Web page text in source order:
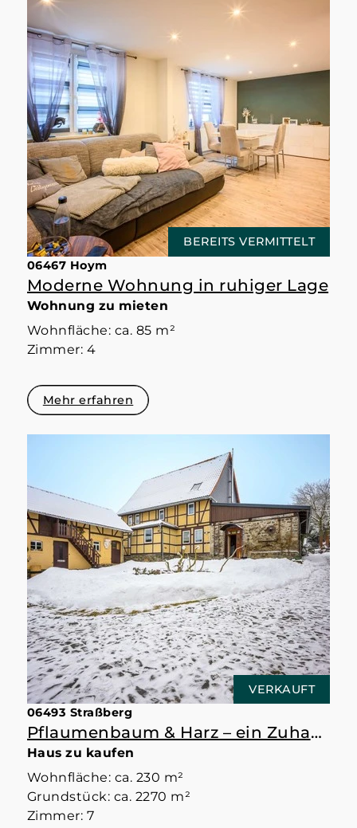
BEREITS VERMITTELT
06467 Hoym
Moderne Wohnung in ruhiger Lage
Wohnung zu mieten
Wohnfläche: ca. 85 m²
Zimmer: 4
Mehr erfahren
VERKAUFT
06493 Straßberg
Pflaumenbaum & Harz – ein Zuhause mit Raum
Haus zu kaufen
Wohnfläche: ca. 230 m²
Grundstück: ca. 2270 m²
Zimmer: 7